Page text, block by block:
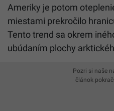
Ameriky je potom
miestami prekročilo
Tento trend sa okrem
ubúdaním plochy
Pozri si naše
článok